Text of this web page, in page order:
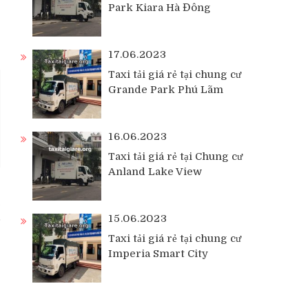
Park Kiara Hà Đông
17.06.2023
Taxi tải giá rẻ tại chung cư
Grande Park Phú Lãm
16.06.2023
Taxi tải giá rẻ tại Chung cư
Anland Lake View
15.06.2023
Taxi tải giá rẻ tại chung cư
Imperia Smart City